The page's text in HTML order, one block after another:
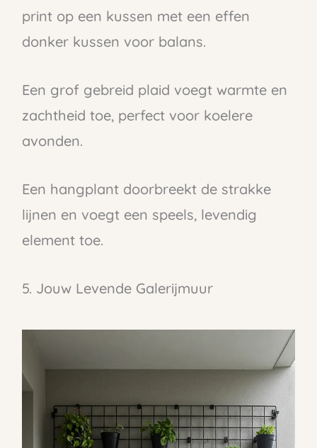
print op een kussen met een effen
donker kussen voor balans.
Een grof gebreid plaid voegt warmte en
zachtheid toe, perfect voor koelere
avonden.
Een hangplant doorbreekt de strakke
lijnen en voegt een speels, levendig
element toe.
5. Jouw Levende Galerijmuur